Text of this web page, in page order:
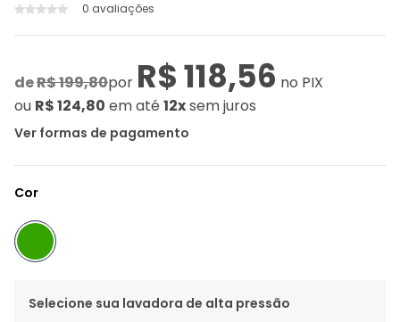
0 avaliações
deR$ 199,80por R$ 118,56 no PIX
ou R$ 124,80 em até 12xsem juros
Ver formas de pagamento
Cor
Selecione sua lavadora de alta pressão